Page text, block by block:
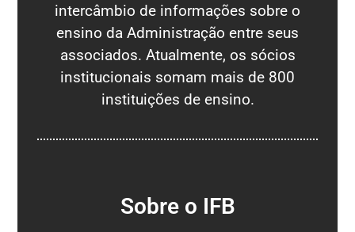
intercâmbio de informações sobre o
ensino da Administração entre seus
associados. Atualmente, os sócios
institucionais somam mais de 800
instituições de ensino.
Sobre o IFB